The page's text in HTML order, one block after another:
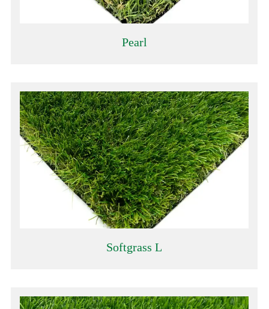
Pearl
Softgrass L